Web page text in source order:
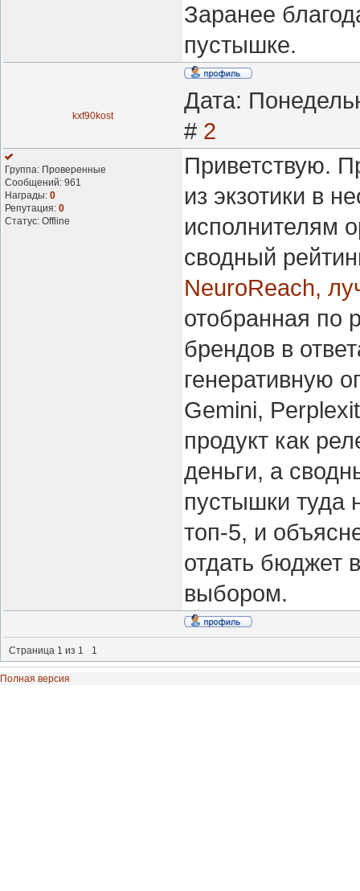
Заранее
пустышке.
kxf90kost
Дата:
# 2
Группа: Проверенные
Сообщений: 961
Награды: 0
Репутация: 0
Статус: Offline
Приветствую.
из экзотики в
исполнителям
сводный
NeuroReach,
отобранная по
брендов в
генеративную
Gemini,
продукт как
деньги, а
пустышки туда
топ-5, и
отдать бюджет
выбором.
Страница 1 из 1 1
Полная версия